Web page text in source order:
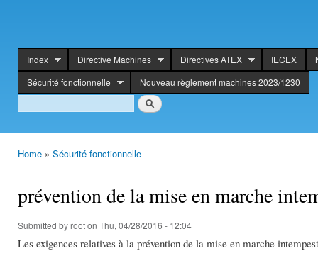
header
Index Directive Machines Directives ATEX IECEX
Sécurité fonctionnelle
Nouveau règlement machines 2023/1230
Rechercher
Search
Home » Sécurité fonctionnelle
prévention de la mise en marche
Submitted byrooton Thu, 04/28/2016 - 12:04
Les exigences relatives à la prévention de la mise en marche